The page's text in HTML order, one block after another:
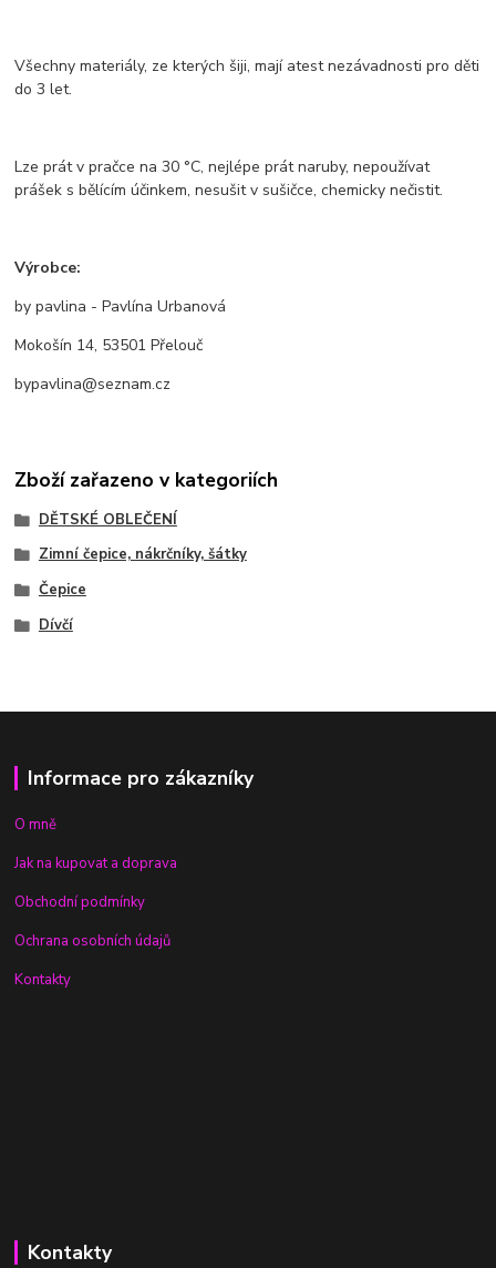
Všechny materiály, ze kterých šiji, mají atest nezávadnosti pro děti
do 3 let.
Lze prát v pračce na 30 °C, nejlépe prát naruby, nepoužívat
prášek s bělícím účinkem, nesušit v sušičce, chemicky nečistit.
Výrobce:
by pavlina - Pavlína Urbanová
Mokošín 14, 53501 Přelouč
bypavlina@seznam.cz
Zboží zařazeno v kategoriích
DĚTSKÉ OBLEČENÍ
Zimní čepice, nákrčníky, šátky
Čepice
Dívčí
Informace pro zákazníky
O mně
Jak na kupovat a doprava
Obchodní podmínky
Ochrana osobních údajů
Kontakty
Kontakty